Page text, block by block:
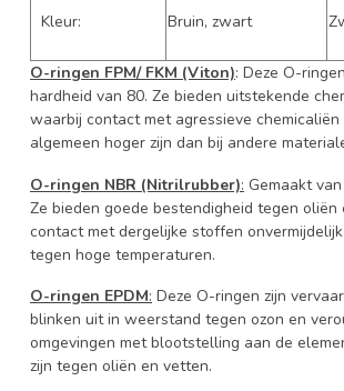
Kleur: Bruin, zwart
O-ringen FPM/ FKM (Viton): Deze O-
hardheid van 80. Ze bieden uitstekende
waarbij contact met agressieve
algemeen hoger zijn dan bij andere
O-ringen NBR (Nitrilrubber): Gemaakt
Ze bieden goede bestendigheid tegen
contact met dergelijke stoffen
tegen hoge temperaturen.
O-ringen EPDM: Deze O-ringen zijn
blinken uit in weerstand tegen ozon en
omgevingen met blootstelling aan de
zijn tegen oliën en vetten.